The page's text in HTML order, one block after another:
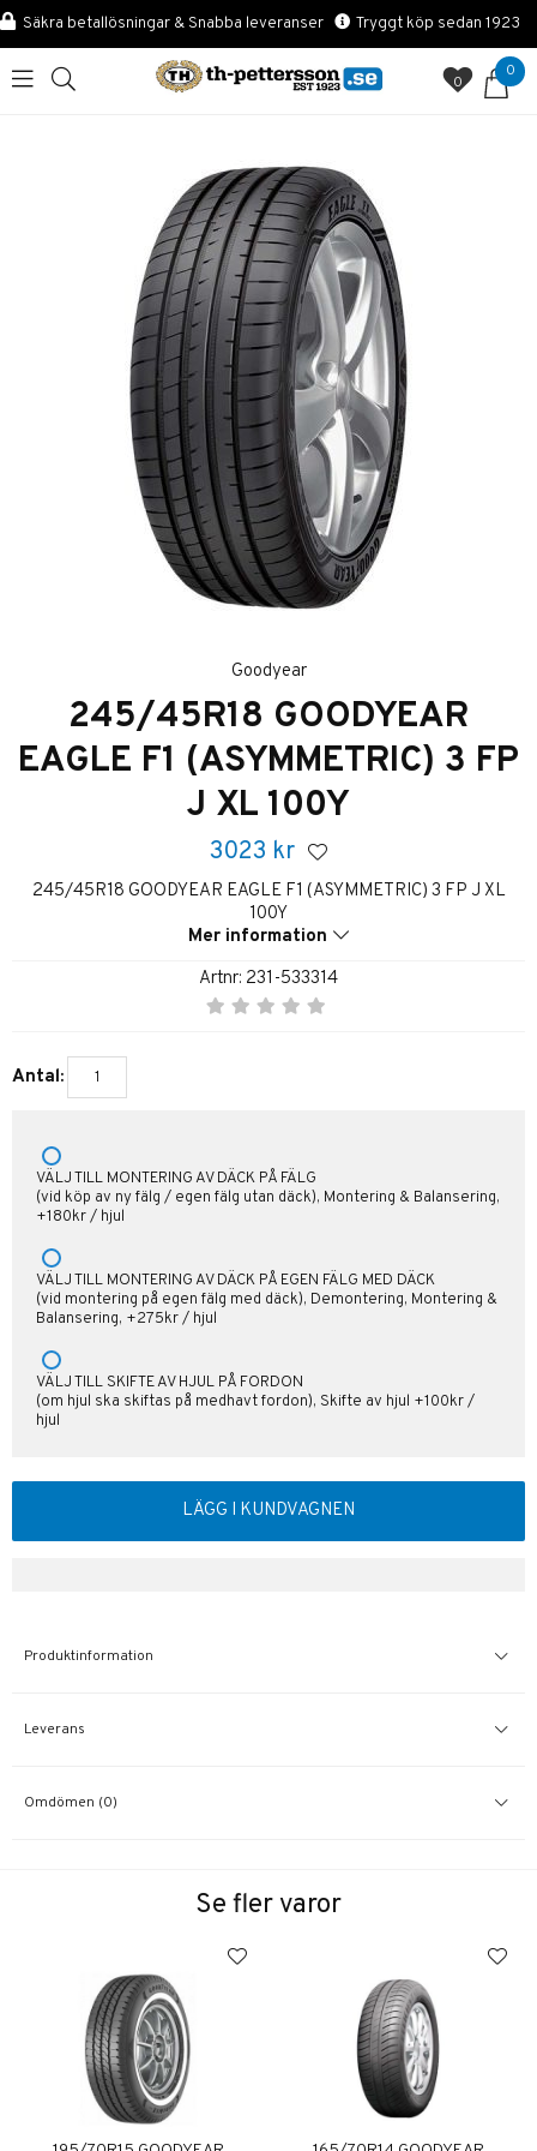
Säkra betallösningar & Snabba leveranser Tryggt köp sedan 1923
0
0
Goodyear
245/45R18 GOODYEAR
EAGLE F1 (ASYMMETRIC) 3 FP
J XL 100Y
3023 kr
245/45R18 GOODYEAR EAGLE F1 (ASYMMETRIC) 3 FP J XL
100Y
Mer information
Artnr: 231-533314
Antal:
VÄLJ TILL MONTERING AV DÄCK PÅ FÄLG
(vid köp av ny fälg / egen fälg utan däck), Montering & Balansering,
+180kr / hjul
VÄLJ TILL MONTERING AV DÄCK PÅ EGEN FÄLG MED DÄCK
(vid montering på egen fälg med däck), Demontering, Montering &
Balansering, +275kr / hjul
VÄLJ TILL SKIFTE AV HJUL PÅ FORDON
(om hjul ska skiftas på medhavt fordon), Skifte av hjul +100kr /
hjul
LÄGG I KUNDVAGNEN
Produktinformation
Leverans
Omdömen (0)
Se fler varor